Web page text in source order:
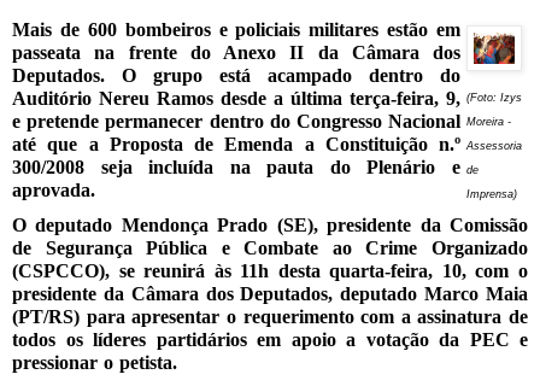
(Foto: Izys
Moreira -
Assessoria
de
Imprensa)
Mais de 600 bombeiros e policiais militares estão em
passeata na frente do Anexo II da Câmara dos
Deputados. O grupo está acampado dentro do
Auditório Nereu Ramos desde a última terça-feira, 9,
e pretende permanecer dentro do Congresso Nacional
até que a Proposta de Emenda a Constituição n.º
300/2008 seja incluída na pauta do Plenário e
aprovada.
O deputado Mendonça Prado (SE), presidente da Comissão
de Segurança Pública e Combate ao Crime Organizado
(CSPCCO), se reunirá às 11h desta quarta-feira, 10, com o
presidente da Câmara dos Deputados, deputado Marco Maia
(PT/RS) para apresentar o requerimento com a assinatura de
todos os líderes partidários em apoio a votação da PEC e
pressionar o petista.